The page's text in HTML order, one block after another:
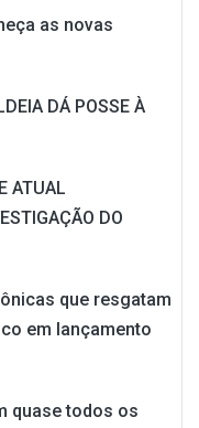
as novas
DÁ POSSE À
ATUAL
DO
que resgatam
em lançamento
quase todos os